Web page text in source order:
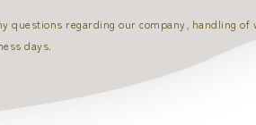
questions regarding our company, handling
days.